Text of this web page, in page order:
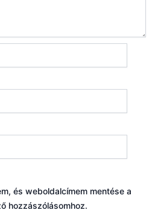
és weboldalcímem mentése a
hozzászólásomhoz.